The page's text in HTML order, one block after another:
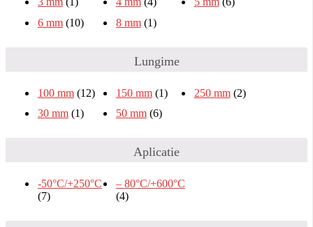
6 mm (10) 8 mm (1)
Lungime
100 mm (12) 150 mm (1) 250 mm (2)
30 mm (1) 50 mm (6)
Aplicatie
-50°C/+250°C
(7)
– 80°C/+600°C
(4)